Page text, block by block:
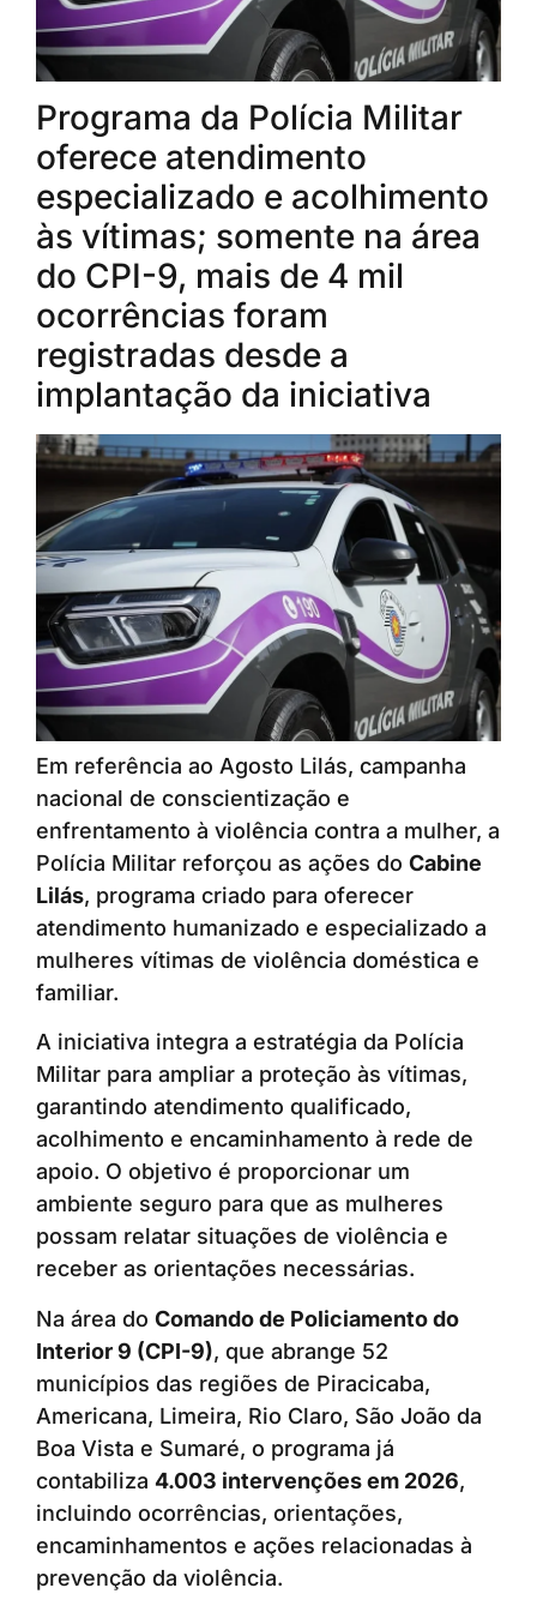
Programa da Polícia Militar
oferece atendimento
especializado e acolhimento
às vítimas; somente na área
do CPI-9, mais de 4 mil
ocorrências foram
registradas desde a
implantação da iniciativa
Em referência ao Agosto Lilás, campanha
nacional de conscientização e
enfrentamento à violência contra a mulher, a
Polícia Militar reforçou as ações do Cabine
Lilás, programa criado para oferecer
atendimento humanizado e especializado a
mulheres vítimas de violência doméstica e
familiar.
A iniciativa integra a estratégia da Polícia
Militar para ampliar a proteção às vítimas,
garantindo atendimento qualificado,
acolhimento e encaminhamento à rede de
apoio. O objetivo é proporcionar um
ambiente seguro para que as mulheres
possam relatar situações de violência e
receber as orientações necessárias.
Na área do Comando de Policiamento do
Interior 9 (CPI-9), que abrange 52
municípios das regiões de Piracicaba,
Americana, Limeira, Rio Claro, São João da
Boa Vista e Sumaré, o programa já
contabiliza 4.003 intervenções em 2026,
incluindo ocorrências, orientações,
encaminhamentos e ações relacionadas à
prevenção da violência.